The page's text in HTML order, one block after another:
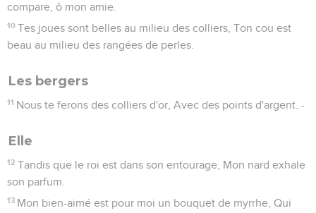
compare, ô mon amie.
10 Tes joues sont belles au milieu des colliers, Ton cou est
beau au milieu des rangées de perles.
Les bergers
11 Nous te ferons des colliers d'or, Avec des points d'argent. -
Elle
12 Tandis que le roi est dans son entourage, Mon nard exhale
son parfum.
13 Mon bien-aimé est pour moi un bouquet de myrrhe, Qui